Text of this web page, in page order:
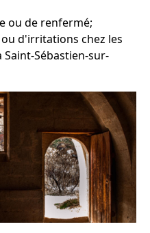
ou de renfermé;
d'irritations chez les
Sébastien-sur-